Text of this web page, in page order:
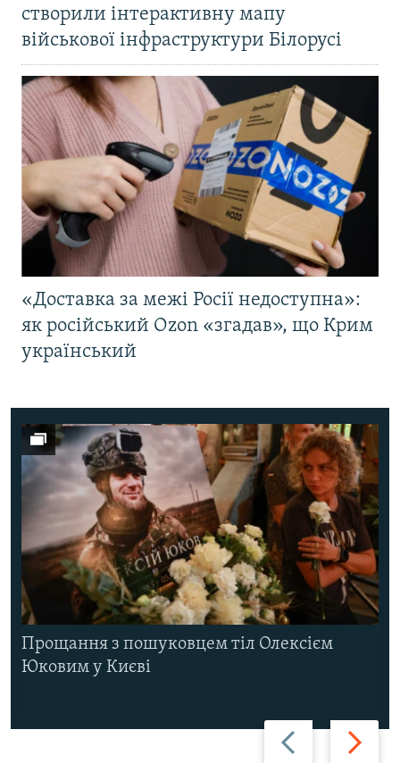
створили інтерактивну мапу
військової інфраструктури Білорусі
«Доставка за межі Росії недоступна»:
як російський Ozon «згадав», що Крим
український
Назад Вперед
Прощання з пошуковцем тіл Олексієм
Юковим у Києві